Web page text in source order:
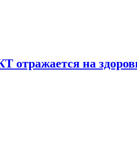
отражается на